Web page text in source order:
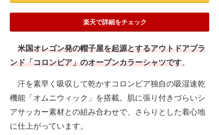
楽天で詳細をチェック
米国オレゴン発の帽子屋を起源とするアウトドアブラ
ンド「コロンビア」のオープンカラーシャツです。
汗を素早く吸収して乾かすコロンビア独自の吸湿速乾
機能「オムニウィック」を搭載。肌に張り付きづらいシ
アサッカー素材との組み合わせで、さらりとした着心地
に仕上がっています。